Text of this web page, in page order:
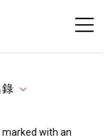
with an